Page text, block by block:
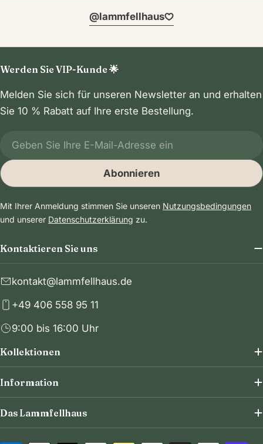
@lammfellhaus
Kontaktieren Sie uns
kontakt@lammfellhaus.de
+49 406 558 95 11
9:00 bis 16:00 Uhr
Kollektionen
Information
Das Lammfellhaus
Werden Sie VIP-Kunde 🌟
Melden Sie sich für unseren Newsletter an und erhalten
Sie 10 % Rabatt auf Ihre erste Bestellung.
Abonnieren
Mit Ihrer Anmeldung stimmen Sie unseren Nutzungsbedingungen
und unserer Datenschutzerklärung zu.